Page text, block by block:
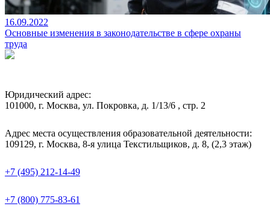
16.09.2022
Основные изменения в законодательстве в сфере охраны
труда
Юридический адрес:
101000, г. Москва, ул. Покровка, д. 1/13/6 , стр. 2
Адрес места осуществления образовательной деятельности:
109129, г. Москва, 8-я улица Текстильщиков, д. 8, (2,3 этаж)
+7 (495) 212-14-49
+7 (800) 775-83-61